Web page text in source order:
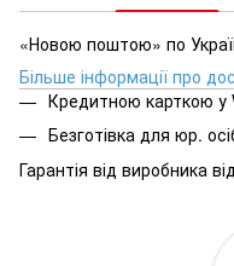
«Новою поштою» по
Більше інформації про
Кредитною карткою у
Безготівка для юр.
Гарантія від виробника